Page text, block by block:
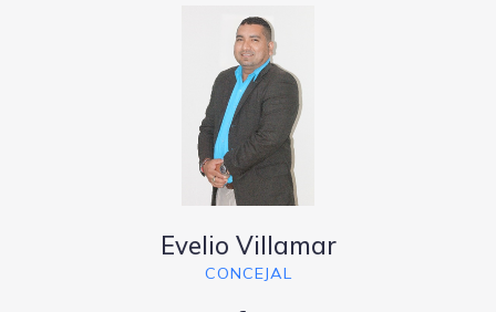
Evelio Villamar
CONCEJAL